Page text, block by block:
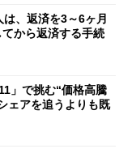
、返済を3～6ヶ月
から返済する手続
」で挑む“価格高騰
ェアを追うよりも既